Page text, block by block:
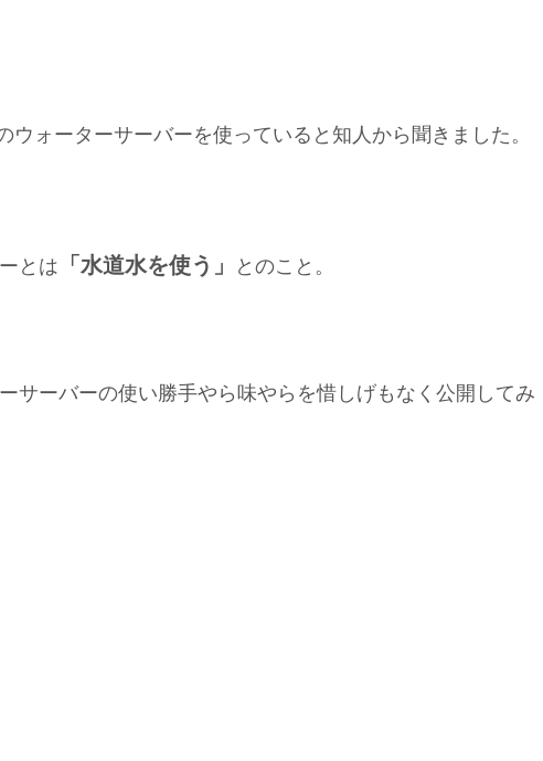
ウォーターサーバーを使っていると知人から聞きました。
とは 「水道水を使う」 とのこと。
サーバーの使い勝手やら味やらを惜しげもなく公開してみ